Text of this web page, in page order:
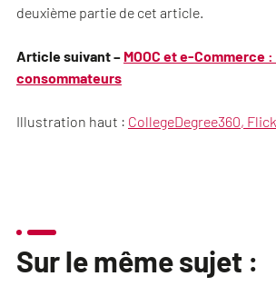
deuxième partie de cet article.
Article suivant – MOOC et e-Commerce
consommateurs
Illustration haut : CollegeDegree360,
Sur le même sujet :